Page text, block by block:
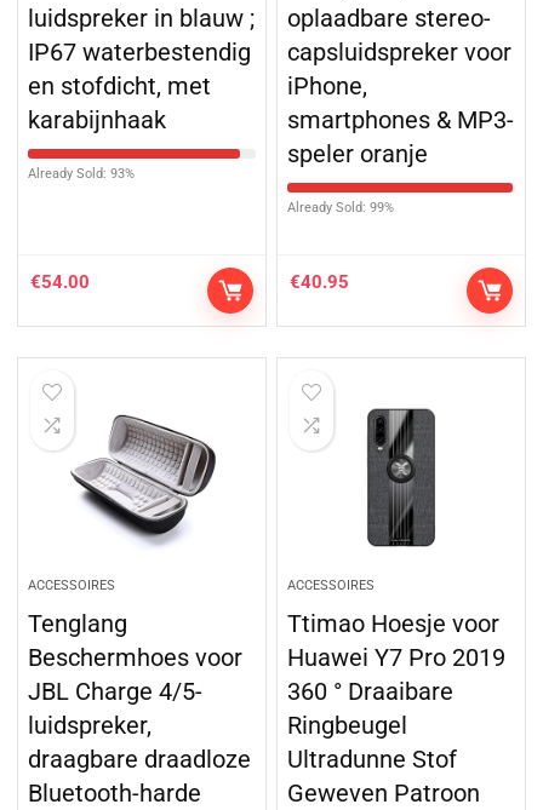
luidspreker in blauw ;
IP67 waterbestendig
en stofdicht, met
karabijnhaak
Already Sold: 93%
€54.00
oplaadbare stereo-
capsluidspreker voor
iPhone,
smartphones & MP3-
speler oranje
Already Sold: 99%
€40.95
ACCESSOIRES
Tenglang
Beschermhoes voor
JBL Charge 4/5-
luidspreker,
draagbare draadloze
Bluetooth-harde
ACCESSOIRES
Ttimao Hoesje voor
Huawei Y7 Pro 2019
360 ° Draaibare
Ringbeugel
Ultradunne Stof
Geweven Patroon